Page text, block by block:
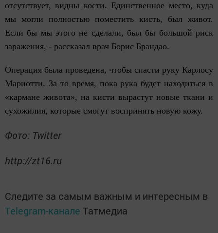
отсутствует, видны кости. Единственное место, куда
мы могли полностью поместить кисть, был живот.
Если бы мы этого не сделали, был бы большой риск
заражения, - рассказал врач Борис Брандао.
Операция была проведена, чтобы спасти руку Карлосу
Мариотти. За то время, пока рука будет находиться в
«кармане живота», на кисти вырастут новые ткани и
сухожилия, которые смогут воспринять новую кожу.
Фото: Twitter
http://zt16.ru
Следите за самым важным и интересным в
Telegram-канале Татмедиа